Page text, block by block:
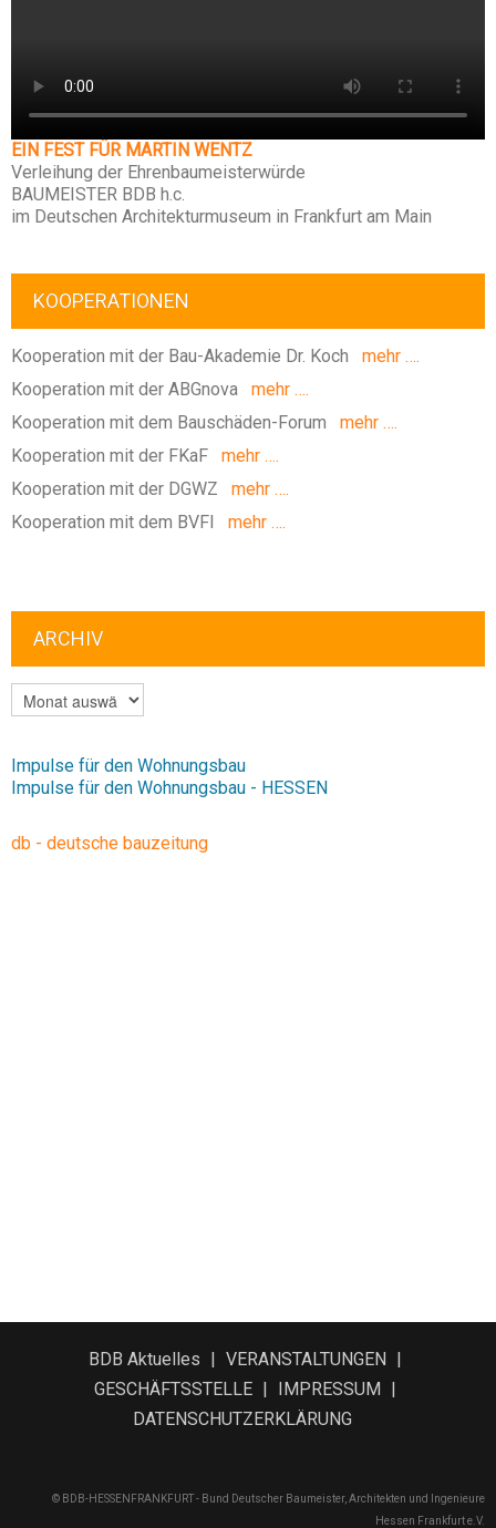
EIN FEST FÜR MARTIN WENTZ
Verleihung der Ehrenbaumeisterwürde
BAUMEISTER BDB h.c.
im Deutschen Architekturmuseum in Frankfurt am Main
KOOPERATIONEN
Kooperation mit der Bau-Akademie Dr. Koch mehr ….
Kooperation mit der ABGnova mehr ….
Kooperation mit dem Bauschäden-Forum mehr ….
Kooperation mit der FKaF mehr ….
Kooperation mit der DGWZ mehr ….
Kooperation mit dem BVFI
mehr ….
ARCHIV
ARCHIV
Impulse für den Wohnungsbau
Impulse für den Wohnungsbau - HESSEN
db - deutsche bauzeitung
BDB Aktuelles
VERANSTALTUNGEN
GESCHÄFTSSTELLE
IMPRESSUM
DATENSCHUTZERKLÄRUNG
© BDB-HESSENFRANKFURT - Bund Deutscher Baumeister, Architekten und Ingenieure
Hessen Frankfurt e.V.